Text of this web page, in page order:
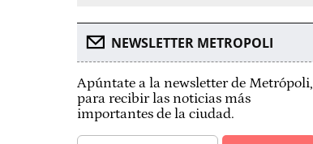
NEWSLETTER METROPOLI
Apúntate a la newsletter de Metrópoli,
para recibir las noticias más
importantes de la ciudad.